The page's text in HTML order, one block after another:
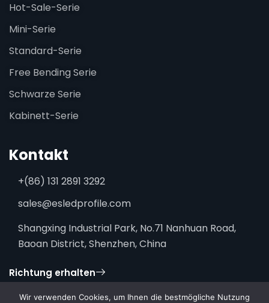
Hot-Sale-Serie
Mini-Serie
Standard-Serie
Free Bending Serie
Schwarze Serie
Kabinett-Serie
Kontakt
+(86) 131 2891 3292
sales@esledprofile.com
Shangxing Industrial Park, No.71 Nanhuan Road,
Baoan District, Shenzhen, China
Richtung erhalten
Wir verwenden Cookies, um Ihnen die bestmögliche Nutzung